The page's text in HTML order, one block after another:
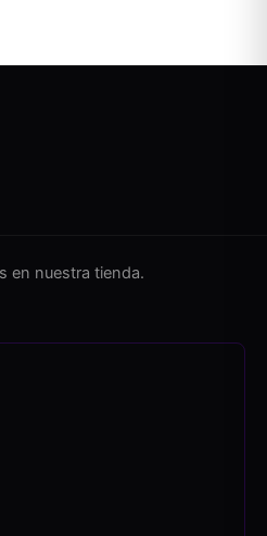
en nuestra tienda.